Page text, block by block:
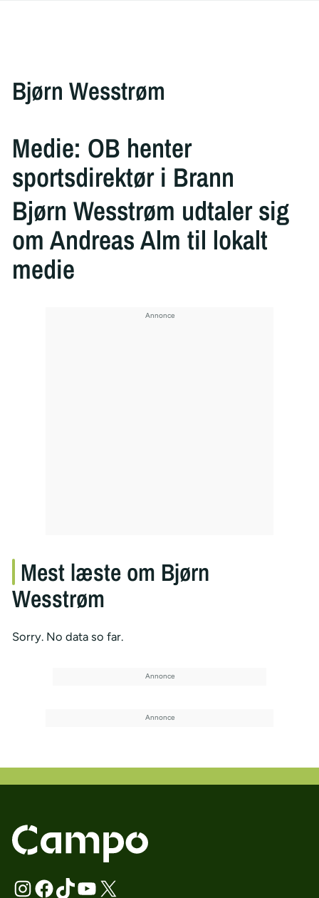
Bjørn Wesstrøm
Medie: OB henter
sportsdirektør i Brann
Bjørn Wesstrøm udtaler sig
om Andreas Alm til lokalt
medie
Mest læste om Bjørn
Wesstrøm
Sorry. No data so far.